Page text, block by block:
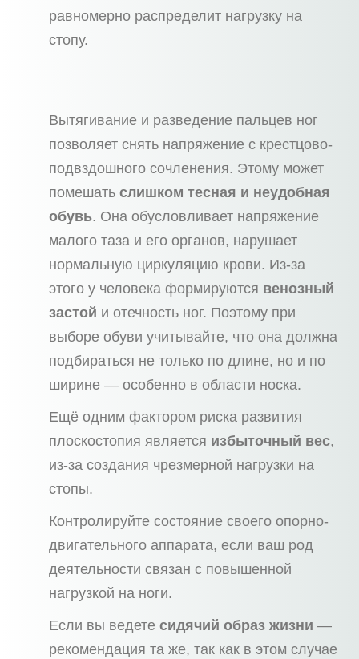
равномерно распределит нагрузку на
стопу.
Вытягивание и разведение пальцев ног
позволяет снять напряжение с крестцово-
подвздошного сочленения. Этому может
помешать слишком тесная и неудобная
обувь. Она обусловливает напряжение
малого таза и его органов, нарушает
нормальную циркуляцию крови. Из-за
этого у человека формируются венозный
застой и отечность ног. Поэтому при
выборе обуви учитывайте, что она должна
подбираться не только по длине, но и по
ширине — особенно в области носка.
Ещё одним фактором риска развития
плоскостопия является избыточный вес,
из-за создания чрезмерной нагрузки на
стопы.
Контролируйте состояние своего опорно-
двигательного аппарата, если ваш род
деятельности связан с повышенной
нагрузкой на ноги.
Если вы ведете сидячий образ жизни —
рекомендация та же, так как в этом случае